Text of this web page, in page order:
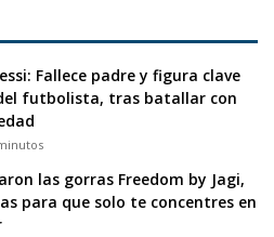
Fallece padre y figura clave
futbolista, tras batallar con
las gorras Freedom by Jagi,
para que solo te concentres en